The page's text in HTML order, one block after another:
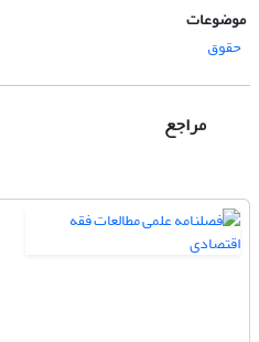
موضوعات
حقوق
مراجع